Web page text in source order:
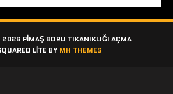
2026 PIMAŞ BORU TIKANIKLIĞI AÇMA
LITE BY MH THEMES